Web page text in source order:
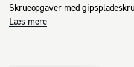
Skrueopgaver med
Arbejde med maskiner til
Læs mere